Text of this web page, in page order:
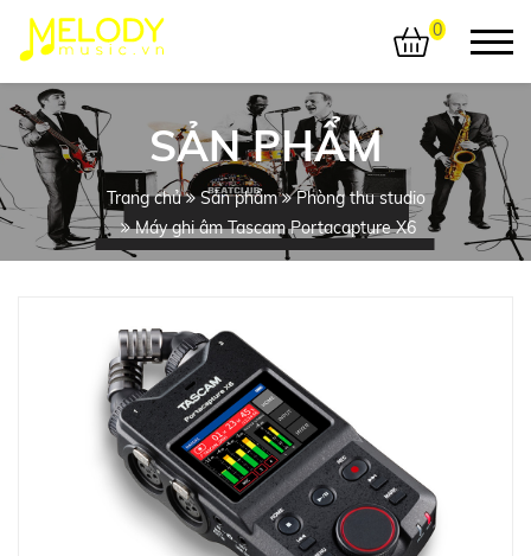
0
SẢN PHẨM
Trang chủ Sản phẩm
Phòng thu studio
Máy ghi âm Tascam Portacapture X6